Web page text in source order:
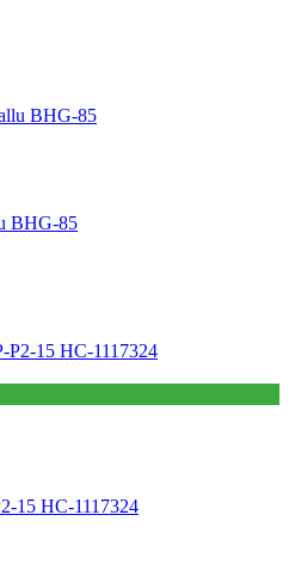
BHG-85
15 НС-1117324